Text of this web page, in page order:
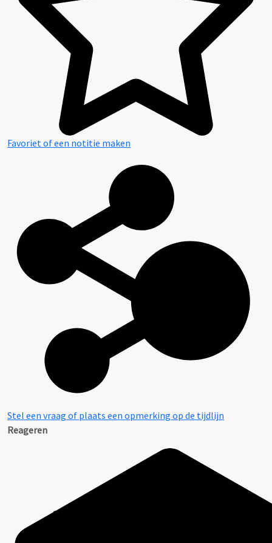
Favoriet of een notitie maken
Stel een vraag of plaats een opmerking op de tijdlijn
Reageren